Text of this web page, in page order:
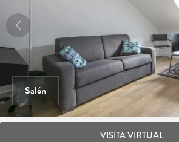
Salón
VISITA VIRTUAL